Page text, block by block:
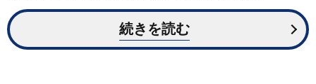
続きを読む